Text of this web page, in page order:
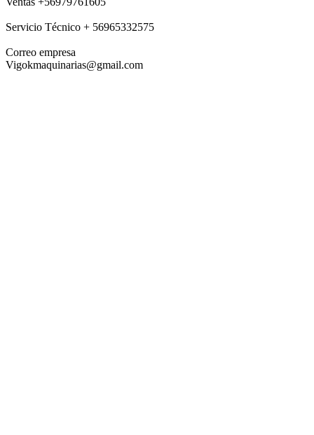
Servicio Técnico + 56965332575
Correo empresa
Vigokmaquinarias@gmail.com